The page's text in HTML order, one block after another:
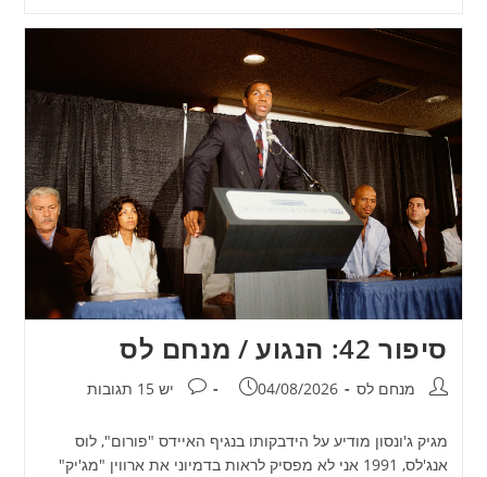
סיפור 42: הנגוע / מנחם לס
מחבר:מנחם לס פורסם:
04/08/2026 תגובות:
יש 15 תגובות
מגיק ג'ונסון מודיע על הידבקותו בנגיף האיידס "פורום", לוס
אנג'לס, 1991 אני לא מפסיק לראות בדמיוני את ארווין "מג'יק"